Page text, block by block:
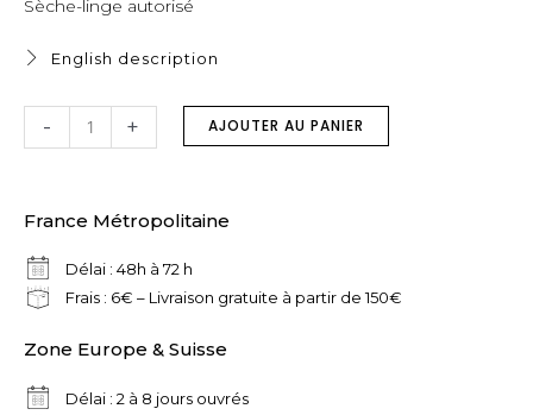
Sèche-linge autorisé
English description
-
quantité
de
plage
"Blanc-
Beige
"
+ AJOUTER AU PANIER
France Métropolitaine
Délai : 48h à 72 h
Frais : 6€ – Livraison gratuite à partir de 150€
Zone Europe & Suisse
Délai : 2 à 8 jours ouvrés